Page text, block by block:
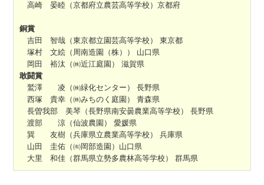
高崎 晏睦（京都府立農芸高等学校）京都府
銅賞
吉田 智哉（東京都立園芸高等学校） 東京都
塚村 文絵（周南造園（株）） 山口県
岡田 裕汰（㈱近江庭園） 滋賀県
敢闘賞
鷲澤 凌（㈱緑化センター） 長野県
西塚 貴幸（㈱みちのく庭園） 青森県
長曽我部 美琴（長野県南安曇農業高等学校） 長野県
渡部 涼（仙波農園） 愛媛県
巽 友樹（兵庫県立農業高等学校） 兵庫県
山田 圭佑（㈲岡部造園）山口県
大里 和佳（群馬県立勢多農林高等学校） 群馬県